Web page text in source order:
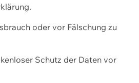
oder vor Fälschung zu
Schutz der Daten vor